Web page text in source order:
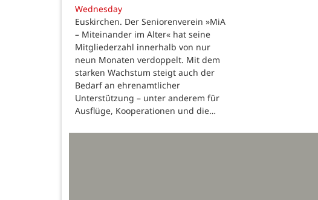
Wednesday
Euskirchen. Der Seniorenverein »MiA
– Miteinander im Alter« hat seine
Mitgliederzahl innerhalb von nur
neun Monaten verdoppelt. Mit dem
starken Wachstum steigt auch der
Bedarf an ehrenamtlicher
Unterstützung – unter anderem für
Ausflüge, Kooperationen und die…